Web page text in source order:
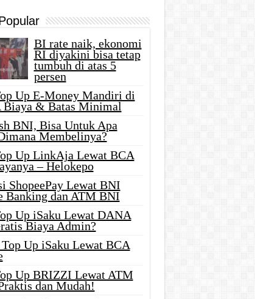
BI rate naik, ekonomi
RI diyakini bisa tetap
tumbuh di atas 5
persen
Up E-Money Mandiri di
Biaya & Batas Minimal
BNI, Bisa Untuk Apa
Membelinya?
Up LinkAja Lewat BCA
– Helokepo
ShopeePay Lewat BNI
Banking dan ATM BNI
Up iSaku Lewat DANA
Biaya Admin?
Top Up iSaku Lewat BCA
Up BRIZZI Lewat ATM
dan Mudah!